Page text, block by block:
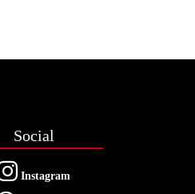
Social
Instagram